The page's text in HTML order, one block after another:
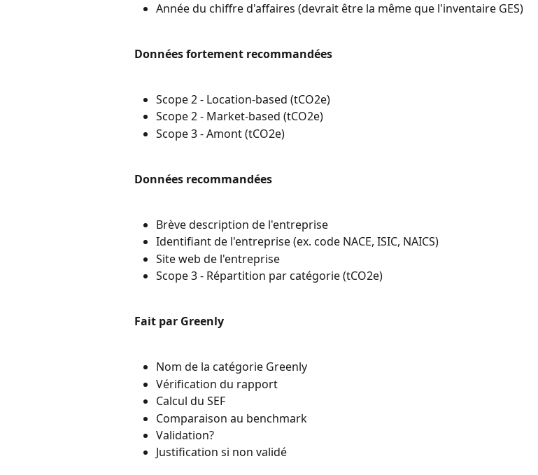
Année du chiffre d'affaires (devrait être la même que l'inventaire GES)
Données fortement recommandées
Scope 2 - Location-based (tCO2e)
Scope 2 - Market-based (tCO2e)
Scope 3 - Amont (tCO2e)
Données recommandées
Brève description de l'entreprise
Identifiant de l'entreprise (ex. code NACE, ISIC, NAICS)
Site web de l'entreprise
Scope 3 - Répartition par catégorie (tCO2e)
Fait par Greenly
Nom de la catégorie Greenly
Vérification du rapport
Calcul du SEF
Comparaison au benchmark
Validation?
Justification si non validé